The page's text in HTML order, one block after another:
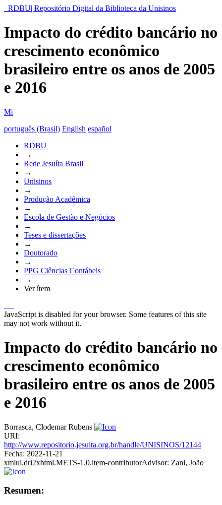
RDBU| Repositório Digital da Biblioteca da Unisinos
Impacto do crédito bancário no
crescimento econômico
brasileiro entre os anos de 2005
e 2016
Mi
português (Brasil) English español
RDBU
→
Rede Jesuíta Brasil
→
Unisinos
→
Produção Acadêmica
→
Escola de Gestão e Negócios
→
Teses e dissertações
→
Doutorado
→
PPG Ciências Contábeis
→
Ver ítem
JavaScript is disabled for your browser. Some features of this site
may not work without it.
Impacto do crédito bancário no
crescimento econômico
brasileiro entre os anos de 2005
e 2016
Borrasca, Clodemar Rubens
URI:
http://www.repositorio.jesuita.org.br/handle/UNISINOS/12144
Fecha: 2022-11-21
xmlui.dri2xhtml.METS-1.0.item-contributorAdvisor: Zani, João
Resumen: